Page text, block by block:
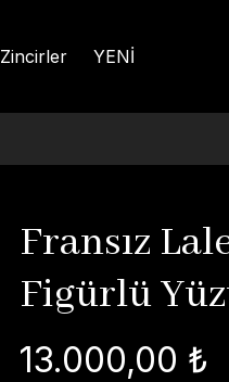
Zincirler YENİ
Fransız
Figürlü
13.000,00 ₺